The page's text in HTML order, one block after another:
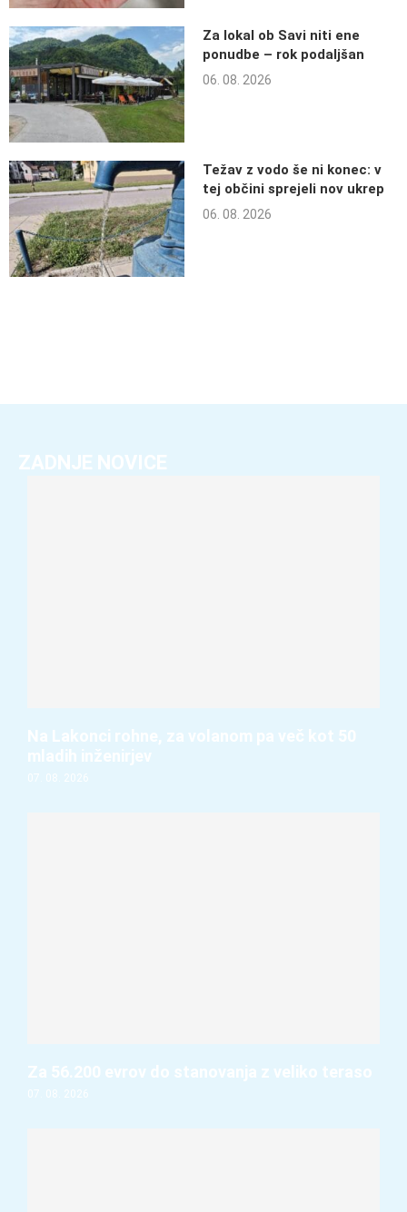
Za lokal ob Savi niti ene
ponudbe – rok podaljšan
06. 08. 2026
Težav z vodo še ni konec: v
tej občini sprejeli nov ukrep
06. 08. 2026
ZADNJE NOVICE
Na Lakonci rohne, za volanom pa več kot 50
mladih inženirjev
07. 08. 2026
Za 56.200 evrov do stanovanja z veliko teraso
07. 08. 2026